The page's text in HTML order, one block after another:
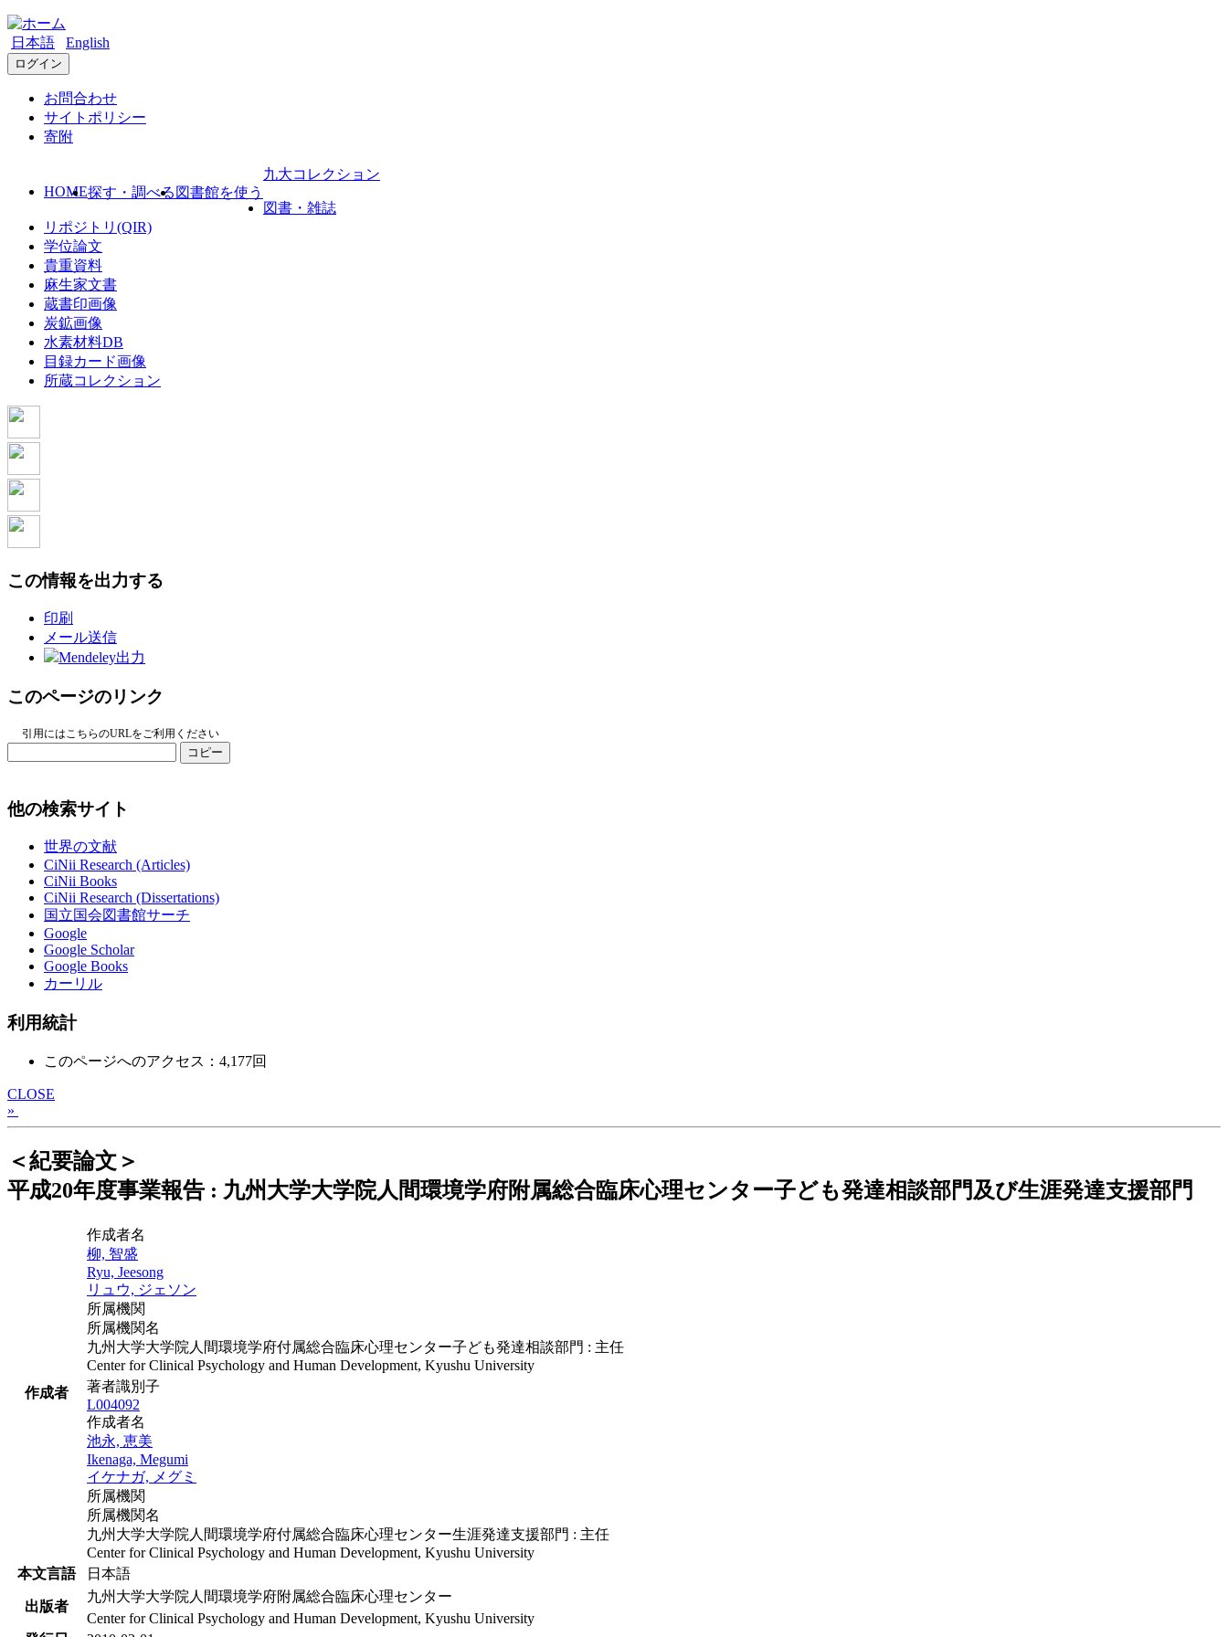
日本語 English
ログイン
お問合わせ
サイトポリシー
寄附
HOME探す・調べる 図書館を使う
九大コレクション
図書・雑誌
リポジトリ(QIR)
学位論文
貴重資料
麻生家文書
蔵書印画像
炭鉱画像
水素材料DB
目録カード画像
所蔵コレクション
この情報を出力する
印刷
メール送信
Mendeley出力
このページのリンク
引用にはこちらのURLをご利用ください
コピー
他の検索サイト
世界の文献
CiNii Research (Articles)
CiNii Books
CiNii Research (Dissertations)
国立国会図書館サーチ
Google
Google Scholar
Google Books
カーリル
利用統計
このページへのアクセス：4,177回
CLOSE
»
＜紀要論文＞
平成20年度事業報告 : 九州大学大学院人間環境学府附属総合臨床心理センター子ども発達相談部門及び生涯発達支援部門
作成者
作成者名
柳, 智盛
Ryu, Jeesong
リュウ, ジェソン
所属機関
所属機関名
九州大学大学院人間環境学府付属総合臨床心理センター子ども発達相談部門 : 主任
Center for Clinical Psychology and Human Development, Kyushu University
著者識別子
L004092
作成者名
池永, 恵美
Ikenaga, Megumi
イケナガ, メグミ
所属機関
所属機関名
九州大学大学院人間環境学府付属総合臨床心理センター生涯発達支援部門 : 主任
Center for Clinical Psychology and Human Development, Kyushu University
本文言語
日本語
出版者
九州大学大学院人間環境学府附属総合臨床心理センター
Center for Clinical Psychology and Human Development, Kyushu University